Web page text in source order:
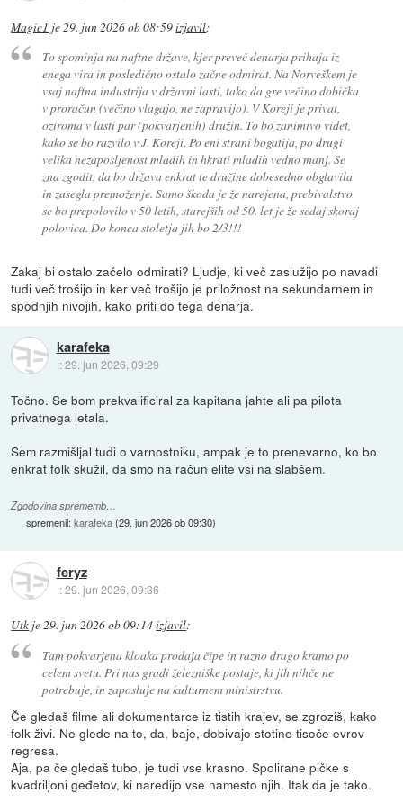
Magic1 je29. jun 2026 ob 08:59izjavil:
To spominja na naftne države, kjer preveč denarja prihaja iz
enega vira in posledično ostalo začne odmirat. Na Norveškem je
vsaj naftna industrija v državni lasti, tako da gre večino dobička
v proračun (večino vlagajo, ne zapravijo). V Koreji je privat,
oziroma v lasti par (pokvarjenih) družin. To bo zanimivo videt,
kako se bo razvilo v J. Koreji. Po eni strani bogatija, po drugi
velika nezaposljenost mladih in hkrati mladih vedno manj. Se
zna zgodit, da bo država enkrat te družine dobesedno obglavila
in zasegla premoženje. Samo škoda je že narejena, prebivalstvo
se bo prepolovilo v 50 letih, starejših od 50. let je že sedaj skoraj
polovica. Do konca stoletja jih bo 2/3!!!
Zakaj bi ostalo začelo odmirati? Ljudje, ki več zaslužijo po navadi
tudi več trošijo in ker več trošijo je priložnost na sekundarnem in
spodnjih nivojih, kako priti do tega denarja.
karafeka
::29. jun 2026, 09:29
Točno. Se bom prekvalificiral za kapitana jahte ali pa pilota
privatnega letala.
Sem razmišljal tudi o varnostniku, ampak je to prenevarno, ko bo
enkrat folk skužil, da smo na račun elite vsi na slabšem.
Zgodovina sprememb…
spremenil:karafeka(29. jun 2026 ob 09:30)
feryz
::29. jun 2026, 09:36
Utk je29. jun 2026 ob 09:14izjavil:
Tam pokvarjena kloaka prodaja čipe in razno drago kramo po
celem svetu. Pri nas gradi železniške postaje, ki jih nihče ne
potrebuje, in zaposluje na kulturnem ministrstvu.
Če gledaš filme ali dokumentarce iz tistih krajev, se zgroziš, kako
folk živi. Ne glede na to, da, baje, dobivajo stotine tisoče evrov
regresa.
Aja, pa če gledaš tubo, je tudi vse krasno. Spolirane pičke s
kvadriljoni geđetov, ki naredijo vse namesto njih. Itak da je tako.